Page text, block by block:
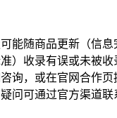
能随商品更新（信息
）收录有误或未被
询，或在官网合作
问可通过官方渠道联